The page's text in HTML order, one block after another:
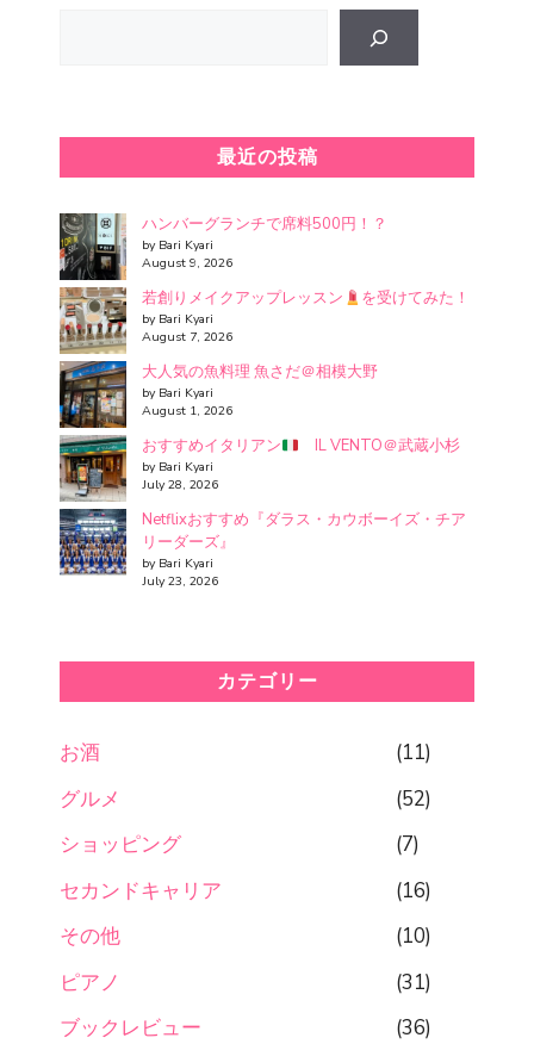
最近の投稿
ハンバーグランチで席料500円！？
by Bari Kyari
August 9, 2026
若創りメイクアップレッスン を受けてみた！
by Bari Kyari
August 7, 2026
大人気の魚料理 魚さだ＠相模大野
by Bari Kyari
August 1, 2026
おすすめイタリアン IL VENTO＠武蔵小杉
by Bari Kyari
July 28, 2026
Netflixおすすめ『ダラス・カウボーイズ・チア
リーダーズ』
by Bari Kyari
July 23, 2026
カテゴリー
お酒
(11)
グルメ
(52)
ショッピング
(7)
セカンドキャリア
(16)
その他
(10)
ピアノ
(31)
ブックレビュー
(36)